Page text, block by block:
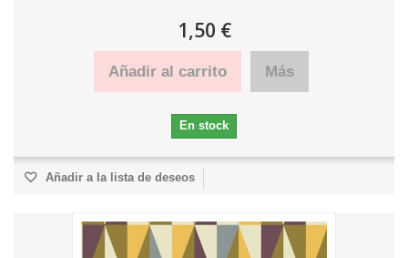
1,50 €
Añadir al carrito Más
En stock
Añadir a la lista de deseos